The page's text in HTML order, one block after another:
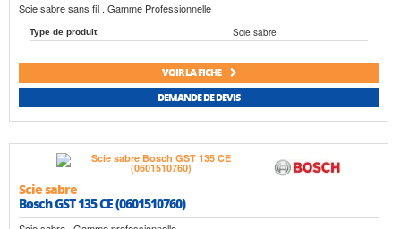
Scie sabre sans fil . Gamme Professionnelle
Type de produit Scie sabre
VOIR LA FICHE
DEMANDE DE DEVIS
Scie sabre
Bosch GST 135 CE (0601510760)